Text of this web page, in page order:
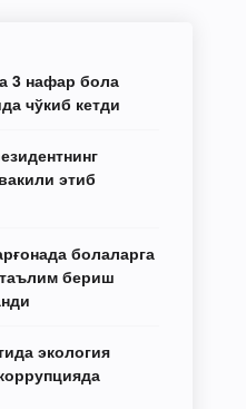
3 нафар бола
чўкиб кетди
этиб
болаларга
бериш
экология